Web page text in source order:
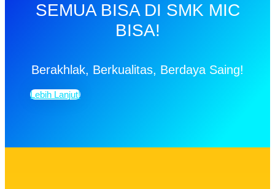
SEMUA BISA DI SMK MIC
BISA!
Berakhlak, Berkualitas, Berdaya Saing!
Lebih Lanjut!